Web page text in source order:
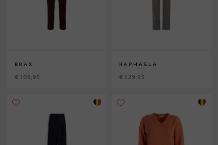
BRAX
€ 109,95
RAPHAELA
€ 129,95